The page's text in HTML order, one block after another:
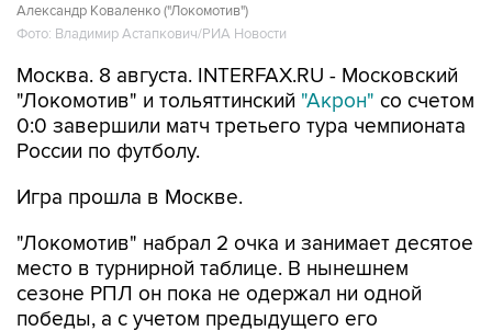
Александр Коваленко ("Локомотив")
Фото: Владимир Астапкович/РИА Новости
Москва. 8 августа. INTERFAX.RU - Московский
"Локомотив" и тольяттинский "Акрон" со счетом
0:0 завершили матч третьего тура чемпионата
России по футболу.
Игра прошла в Москве.
"Локомотив" набрал 2 очка и занимает десятое
место в турнирной таблице. В нынешнем
сезоне РПЛ он пока не одержал ни одной
победы, а с учетом предыдущего его